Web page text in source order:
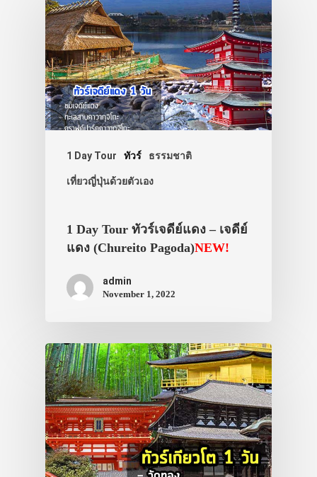
1 Day Tour ทัวร์ ธรรมชาติ
เที่ยวญี่ปุ่นด้วยตัวเอง
1 Day Tour ทัวร์เจดีย์แดง – เจดีย์
แดง (Chureito Pagoda)NEW!
admin
November 1, 2022